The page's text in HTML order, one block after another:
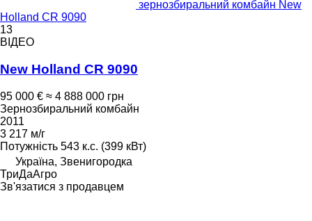
зернозбиральний комбайн New
Holland CR 9090
13
ВІДЕО
New Holland CR 9090
95 000 € ≈ 4 888 000 грн
Зернозбиральний комбайн
2011
3 217 м/г
Потужність 543 к.с. (399 кВт)
Україна, Звенигородка
ТриДаАгро
Зв'язатися з продавцем